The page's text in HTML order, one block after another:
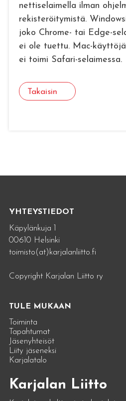
nettiselaimella ilman
rekisteröitymistä.
joko Chrome- tai Edge-
ei ole tuettu. Mac-
ei toimi Safari-selaimessa.
Takaisin
YHTEYSTIEDOT
Käpylänkuja 1
00610 Helsinki
toimisto(at)karjalanliitto.fi
Copyright Karjalan Liitto ry
TULE MUKAAN
Toiminta
Tapahtumat
Jäsenyhteisöt
Liity jäseneksi
Karjalatalo
Karjalan Liitto